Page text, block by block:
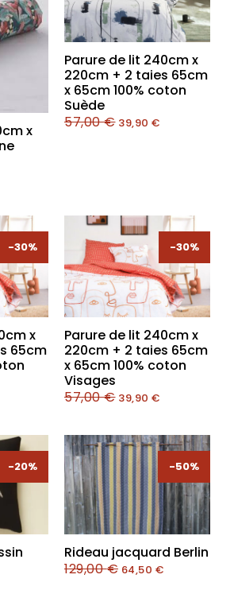
x
Parure de lit 240cm x
220cm + 2 taies 65cm
x 65cm 100% coton
Suède
57,00€ 39,90 €
-30%
-30%
x
65cm
-30%
-30%
Parure de lit 240cm x
220cm + 2 taies 65cm
x 65cm 100% coton
Visages
57,00€ 39,90 €
-20% -50%
Rideau jacquard Berlin
129,00€ 64,50 €